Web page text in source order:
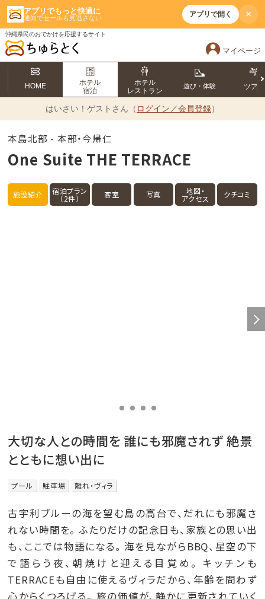
アプリでもっと快適に
通知でセールも見逃さない アプリで開く ×
沖縄県民のおでかけを応援するサイト
マイページ
HOME
ホテル
宿泊
ホテル
レストラン
遊び・体験 ツアー
はいさい！ ゲストさん（ ログイン／会員登録）
本島北部 - 本部・今帰仁
One Suite THE TERRACE
施設紹介 宿泊プラン
（2件） 客室 写真 地図・
アクセス クチコミ
大切な人との時間を 誰にも邪魔されず 絶景
とともに想い出に
プール 駐車場 離れ・ヴィラ
古宇利ブルーの海を望む島の高台で、だれにも邪魔さ
れない時間を。 ふたりだけの記念日も、家族との思い出
も、ここでは物語になる。 海を見ながらBBQ、星空の下
で語らう夜、朝焼けと迎える目覚め。 キッチンも
TERRACEも自由に使えるヴィラだから、年齢を問わず
心からくつろげる。 旅の価値が、静かに更新されていく